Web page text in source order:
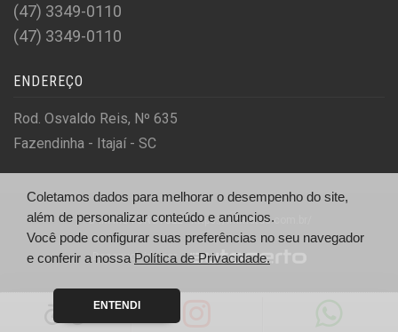
(47) 3349-0110
(47) 3349-0110
ENDEREÇO
Rod. Osvaldo Reis, Nº 635
Fazendinha - Itajaí - SC
© IM MOTORCYCLE - https://immotos.com.br/
Desenvolvido por
Coletamos dados para melhorar o desempenho do site,
além de personalizar conteúdo e anúncios.
Você pode configurar suas preferências no seu navegador
e conferir a nossa Política de Privacidade.
ENTENDI